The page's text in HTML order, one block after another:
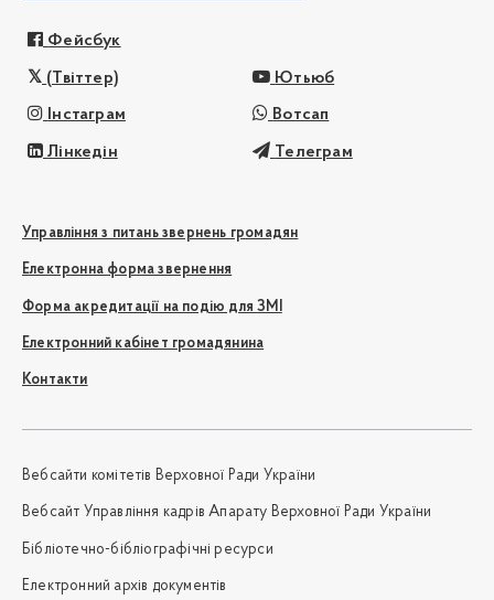
Фейсбук
(Твіттер) Ютьюб
Інстаграм Вотсап
Лінкедін Телеграм
Управління з питань звернень громадян
Електронна форма звернення
Форма акредитації на подію для ЗМІ
Електронний кабінет громадянина
Контакти
Вебсайти комітетів Верховної Ради України
Вебсайт Управління кадрів Апарату Верховної Ради України
Бібліотечно-бібліографічні ресурси
Електронний архів документів